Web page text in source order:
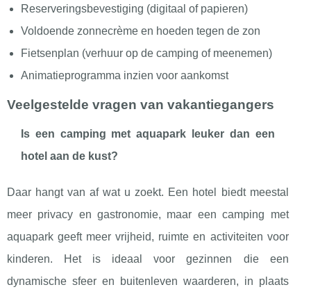
Reserveringsbevestiging (digitaal of papieren)
Voldoende zonnecrème en hoeden tegen de zon
Fietsenplan (verhuur op de camping of meenemen)
Animatieprogramma inzien voor aankomst
Veelgestelde vragen van vakantiegangers
Is een camping met aquapark leuker dan een
hotel aan de kust?
Daar hangt van af wat u zoekt. Een hotel biedt meestal
meer privacy en gastronomie, maar een camping met
aquapark geeft meer vrijheid, ruimte en activiteiten voor
kinderen. Het is ideaal voor gezinnen die een
dynamische sfeer en buitenleven waarderen, in plaats